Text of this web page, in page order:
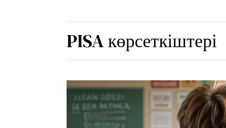
PISA көрсеткіштері